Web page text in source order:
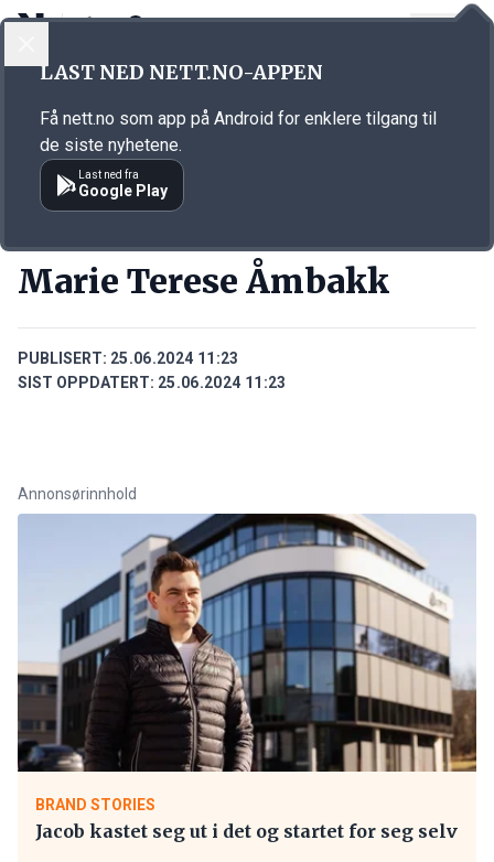
Annonsørinnhold
Marie Terese Åmbakk
PUBLISERT: 25.06.2024 11:23
SIST OPPDATERT: 25.06.2024 11:23
Annonsørinnhold
BRAND STORIES
Jacob kastet seg ut i det og startet for seg selv
LAST NED NETT.NO-APPEN
Få nett.no som app på Android for enklere tilgang til
de siste nyhetene.
Last ned fra
Google Play